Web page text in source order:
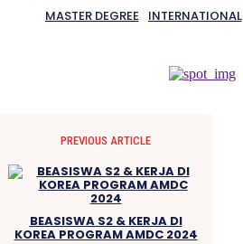
MASTER DEGREE
INTERNATIONAL
PREVIOUS ARTICLE
BEASISWA S2 & KERJA DI
KOREA PROGRAM AMDC 2024